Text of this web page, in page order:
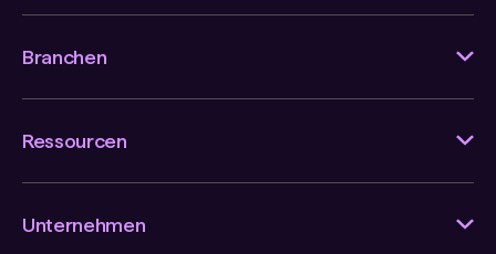
Branchen
Ressourcen
Unternehmen